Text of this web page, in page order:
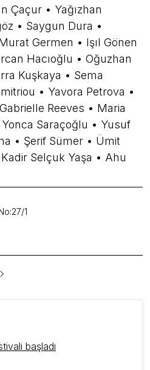
Çaçur • Yağızhan
• Saygun Dura •
Germen • Işıl Gönen
Hacıoğlu • Oğuzhan
Kuşkaya • Sema
• Yavora Petrova •
Reeves • Maria
Saraçoğlu • Yusuf
• Şerif Sümer • Ümit
Selçuk Yaşa • Ahu
1
başladı